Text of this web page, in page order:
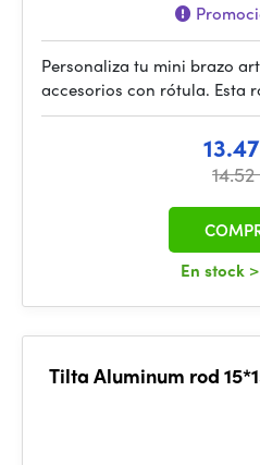
Personaliza tu mini brazo
accesorios con rótula. Esta
En stock
Tilta Aluminum rod